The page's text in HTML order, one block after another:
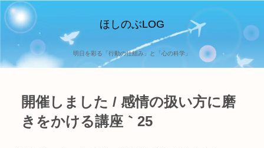
ほしのぶLOG
明日を彩る「行動の仕組み」と「心の科学」
開催しました / 感情の扱い方に磨
きをかける講座｀25